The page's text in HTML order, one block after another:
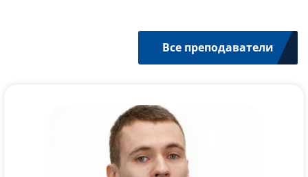
Все преподаватели